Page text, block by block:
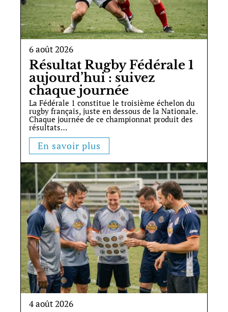
6 août 2026
Résultat Rugby Fédérale 1
aujourd’hui : suivez
chaque journée
La Fédérale 1 constitue le troisième échelon du
rugby français, juste en dessous de la Nationale.
Chaque journée de ce championnat produit des
résultats…
En savoir plus
4 août 2026